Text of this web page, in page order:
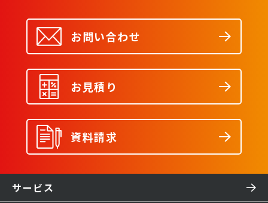
お問い合わせ
お見積り
資料請求
サービス